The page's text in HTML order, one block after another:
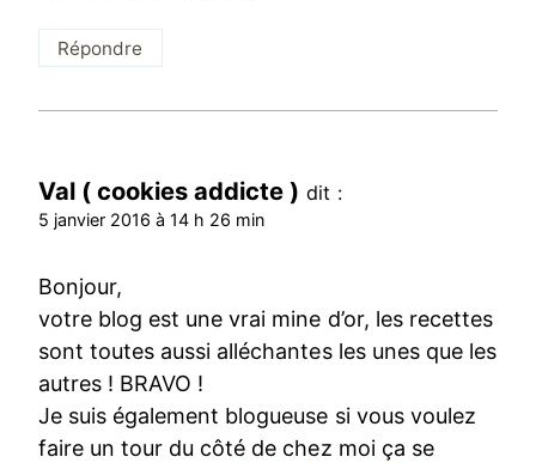
Répondre
Val ( cookies addicte ) dit :
5 janvier 2016 à 14 h 26 min
Bonjour,
votre blog est une vrai mine d’or, les recettes
sont toutes aussi alléchantes les unes que les
autres ! BRAVO !
Je suis également blogueuse si vous voulez
faire un tour du côté de chez moi ça se